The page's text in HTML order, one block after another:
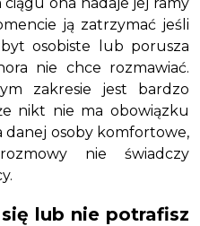
ją zatrzymać jeśli
osobiste lub porusza
nie chce rozmawiać.
zakresie jest bardzo
nikt nie ma obowiązku
danej osoby komfortowe,
nie świadczy
lub nie potrafisz